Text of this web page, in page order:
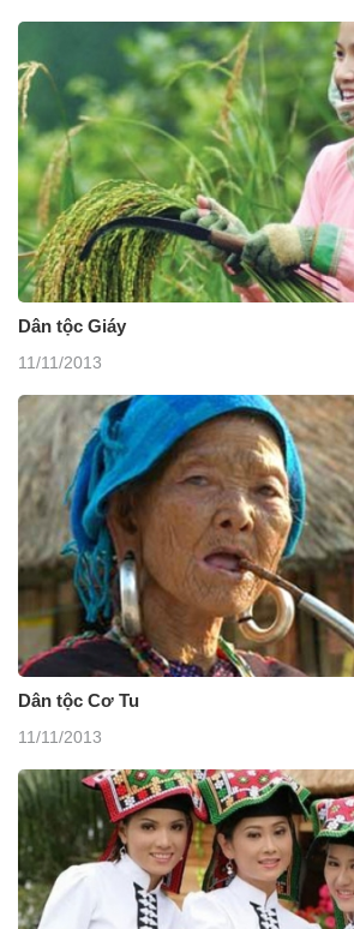
Dân tộc Giáy
11/11/2013
Dân tộc Cơ Tu
11/11/2013